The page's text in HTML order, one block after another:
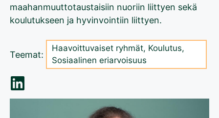
maahanmuuttotaustaisiin nuoriin liittyen sekä
koulutukseen ja hyvinvointiin liittyen.
Teemat:
Haavoittuvaiset ryhmät, Koulutus,
Sosiaalinen eriarvoisuus